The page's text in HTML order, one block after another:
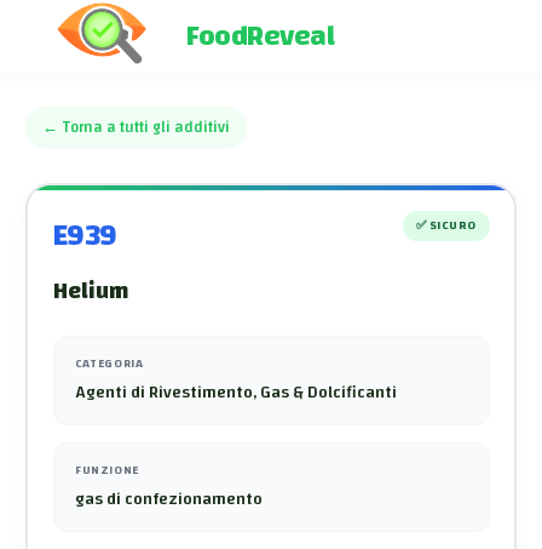
FoodReveal
← Torna a tutti gli additivi
E939 ✅SICURO
Helium
CATEGORIA
Agenti di Rivestimento, Gas & Dolcificanti
FUNZIONE
gas di confezionamento